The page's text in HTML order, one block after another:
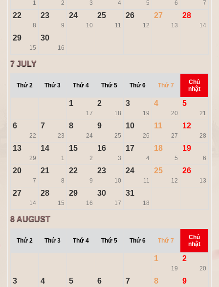
1 2 3 4 5 6 7
22
8
23
9
24
10
25
11
26
12
27
13
28
14
29
15
30
16
7 JULY
Thứ 2 Thứ 3 Thứ 4 Thứ 5 Thứ 6 Thứ 7
Chủ
nhật
1
17
2
18
3
19
4
20
5
21
6
22
7
23
8
24
9
25
10
26
11
27
12
28
13
29
14
1
15
2
16
3
17
4
18
5
19
6
20
7
21
8
22
9
23
10
24
11
25
12
26
13
27
14
28
15
29
16
30
17
31
18
8 AUGUST
Thứ 2 Thứ 3 Thứ 4 Thứ 5 Thứ 6 Thứ 7
Chủ
nhật
1
19
2
20
3 4 5 6 7 8 9